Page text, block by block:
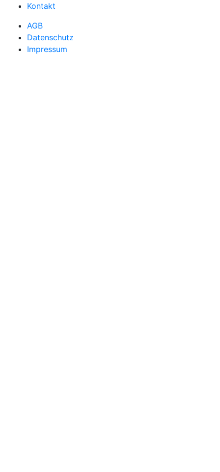
Kontakt
AGB
Datenschutz
Impressum